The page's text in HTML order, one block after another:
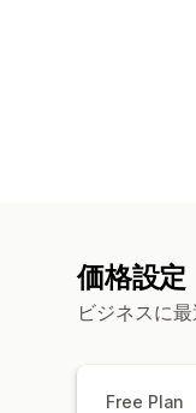
価格設定
ビジネスに
Free Plan